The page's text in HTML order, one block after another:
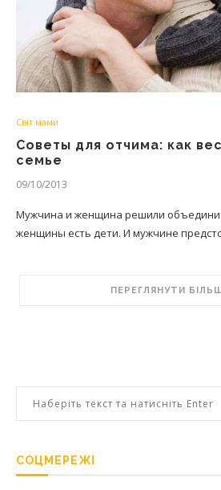
Світ мами
Советы для отчима: как
семье
09/10/2013
Мужчина и женщина решили
женщины есть дети. И мужчине
ПЕРЕГЛЯНУТИ
СОЦМЕРЕЖІ